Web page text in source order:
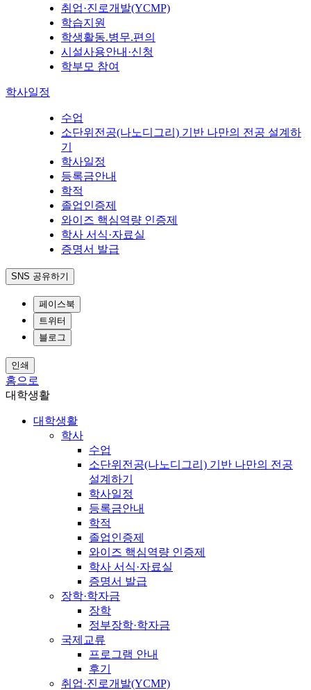
취업·진로개발(YCMP)
학습지원
학생활동.병무.편의
시설사용안내·신청
학부모 참여
학사일정
수업
소단위전공(나노디그리) 기반 나만의 전공 설계하
기
학사일정
등록금안내
학적
졸업인증제
와이즈 핵심역량 인증제
학사 서식·자료실
증명서 발급
SNS 공유하기
페이스북
트위터
블로그
인쇄
홈으로
대학생활
대학생활
학사
수업
소단위전공(나노디그리) 기반 나만의 전공
설계하기
학사일정
등록금안내
학적
졸업인증제
와이즈 핵심역량 인증제
학사 서식·자료실
증명서 발급
장학·학자금
장학
정부장학·학자금
국제교류
프로그램 안내
후기
취업·진로개발(YCMP)